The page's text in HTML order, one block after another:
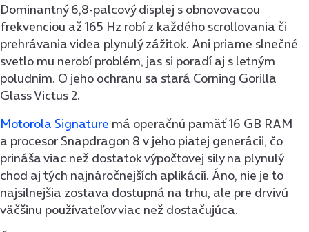
Dominantný 6,8-palcový displej s obnovovacou
frekvenciou až 165 Hz robí z každého scrollovania či
prehrávania videa plynulý zážitok. Ani priame slnečné
svetlo mu nerobí problém, jas si poradí aj s letným
poludním. O jeho ochranu sa stará Corning Gorilla
Glass Victus 2.
Motorola Signature má operačnú pamäť 16 GB RAM
a procesor Snapdragon 8 v jeho piatej generácii, čo
prináša viac než dostatok výpočtovej sily na plynulý
chod aj tých najnáročnejších aplikácií. Áno, nie je to
najsilnejšia zostava dostupná na trhu, ale pre drvivú
väčšinu používateľov viac než dostačujúca.